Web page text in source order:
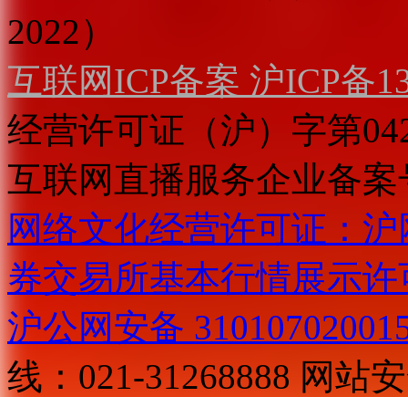
2022）
互联网ICP备案 沪ICP备
经营许可证（沪）字第
互联网直播服务企业备案
网络文化经营许可证：
券交易所基本行情展示许
沪公网安备
线：021-31268888 网站